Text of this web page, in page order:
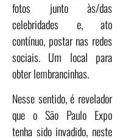
fotos junto às/das
celebridades e, ato
contínuo, postar nas redes
sociais. Um local para
obter lembrancinhas.
Nesse sentido, é revelador
que o São Paulo Expo
tenha sido invadido, neste